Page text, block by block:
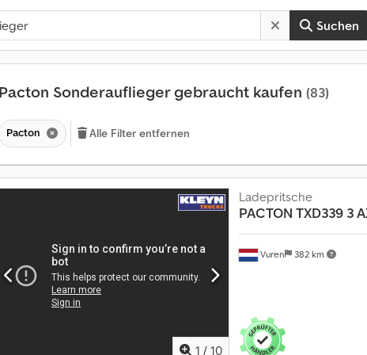
Suchen
Pacton Sonderauflieger gebraucht kaufen (83)
Pacton Alle Filter entfernen
1 / 10
Vuren 382 km
Ladepritsche
PACTON TXD339 3
M